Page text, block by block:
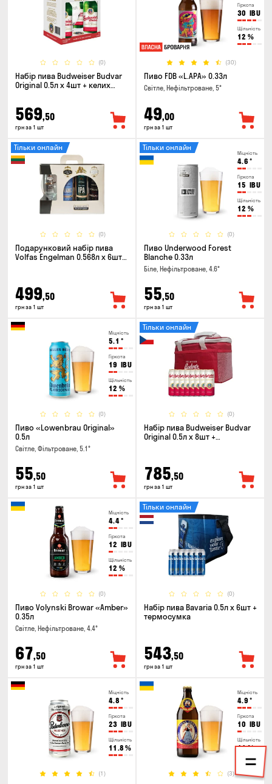
(0)
Набір пива Budweiser Budvar
Original 0.5л х 4шт + келих
569,50
грн за 1 шт
Гіркота
30 IBU
Щільність
12 %
(30)
Пиво FDB «L.APA» 0.33л
Світле, Нефільтроване, 5°
49,00
грн за 1 шт
(0)
Тільки онлайн
Подарунковий набір пива
Volfas Engelman 0.568л x 6шт +
499,50
грн за 1 шт
Міцність
4.6 °
Гіркота
15 IBU
Щільність
12 %
(0)
Тільки онлайн
Пиво Underwood Forest
Blanche 0.33л
Біле, Нефільтроване, 4.6°
55,50
грн за 1 шт
Міцність
5.1 °
Гіркота
19 IBU
Щільність
12 %
(0)
Пиво «Lowenbrau Original»
0.5л
Світле, Фільтроване, 5.1°
55,50
грн за 1 шт
(0)
Тільки онлайн
Набір пива Budweiser Budvar
Original 0.5л х 8шт +
785,50
грн за 1 шт
Міцність
4.4°
Гіркота
12 IBU
Щільність
12 %
(0)
Пиво Volynski Browar «Amber»
0.35л
Світле, Нефільтроване, 4.4°
67,50
грн за 1 шт
(0)
Тільки онлайн
Набір пива Bavaria 0.5л х 6шт +
термосумка
543,50
грн за 1 шт
Міцність
4.8 °
Гіркота
23 IBU
Щільність
11.8 %
(1)
Міцність
4.9 °
Гіркота
10 IBU
Щільність
11%
(3)